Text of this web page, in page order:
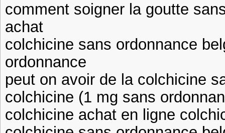
comment soigner la goutte
achat
colchicine sans ordonnance
ordonnance
peut on avoir de la colchicine
colchicine (1 mg sans
colchicine achat en ligne